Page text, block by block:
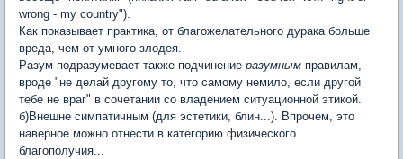
wrong - my country").
Как показывает практика, от благожелательного дурака больше
вреда, чем от умного злодея.
Разум подразумевает также подчинение разумным правилам,
вроде "не делай другому то, что самому немило, если другой
тебе не враг" в сочетании со владением ситуационной этикой.
б)Внешне симпатичным (для эстетики, блин...). Впрочем, это
наверное можно отнести в категорию физического
благополучия...